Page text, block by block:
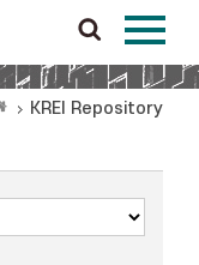
KREI Repository